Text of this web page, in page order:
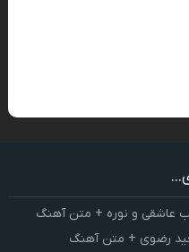
عاشقی و نوره + متن آهنگ
رضوی + متن آهنگ